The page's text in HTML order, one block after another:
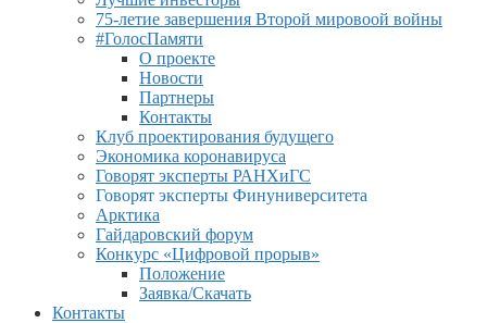
75-летие завершения Второй мировоой войны
#ГолосПамяти
О проекте
Новости
Партнеры
Контакты
Клуб проектирования будущего
Экономика коронавируса
Говорят эксперты РАНХиГС
Говорят эксперты Финуниверситета
Арктика
Гайдаровский форум
Конкурс «Цифровой прорыв»
Положение
Заявка/Скачать
Контакты